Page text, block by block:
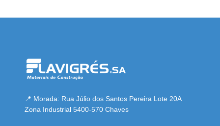
📍 Morada: Rua Júlio dos Santos Pereira Lote 20A
Zona Industrial 5400-570 Chaves